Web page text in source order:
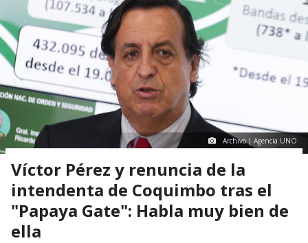
Archivo | Agencia UNO
Víctor Pérez y renuncia de la
intendenta de Coquimbo tras el
"Papaya Gate": Habla muy bien de
ella